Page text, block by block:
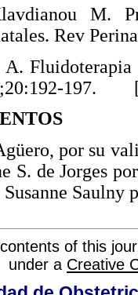
M.
Rev
A.
197.
por su
S. de Jorges
Saulny
of this
under a Creative